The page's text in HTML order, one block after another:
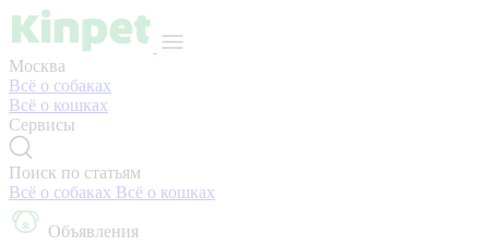
Москва
Всё о собаках
Всё о кошках
Сервисы
Поиск по статьям
Всё о собаках Всё о кошках
Объявления